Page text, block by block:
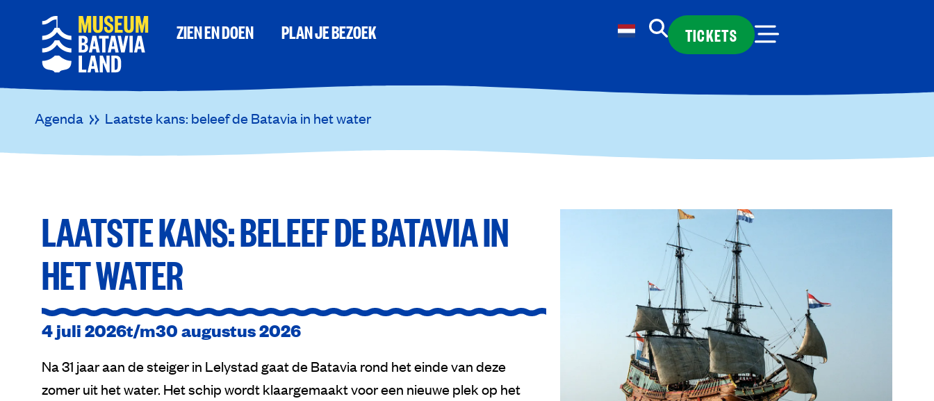
ZIEN EN DOEN PLAN JE BEZOEK TICKETS
Agenda Laatste kans: beleef de Batavia in het water
LAATSTE KANS: BELEEF DE BATAVIA IN
HET WATER
4 juli 2026t/m30 augustus 2026
Na 31 jaar aan de steiger in Lelystad gaat de Batavia rond het einde van deze
zomer uit het water. Het schip wordt klaargemaakt voor een nieuwe plek op het